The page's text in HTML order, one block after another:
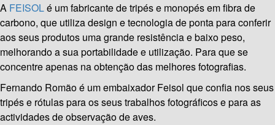
A FEISOLé um fabricante de tripés e monopés em fibra de
carbono, que utiliza design e tecnologia de ponta para conferir
aos seus produtos uma grande resistência e baixo peso,
melhorando a sua portabilidade e utilização. Para que se
concentre apenas na obtenção das melhores fotografias.
Fernando Romão é um embaixador Feisol que confia nos seus
tripés e rótulas para os seus trabalhos fotográficos e para as
actividades de observação de aves.